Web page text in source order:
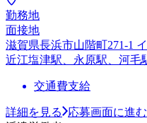
勤務地
面接地
滋賀県長浜市山階町271-1
近江塩津駅、永原駅、河毛
交通費支給
詳細を見る
応募画面に進む